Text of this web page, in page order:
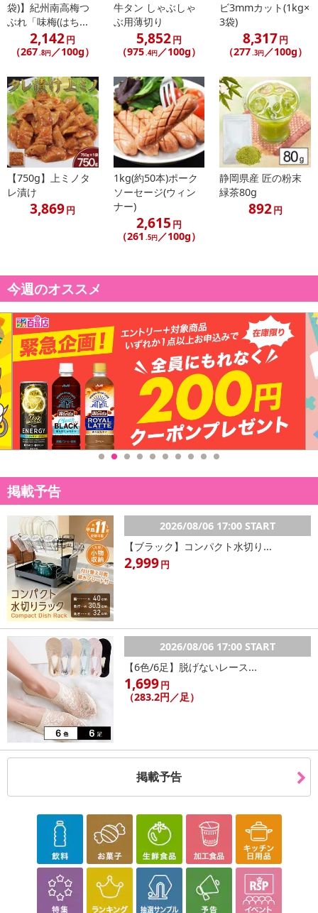
袋)】紀州南高梅つ
ぶれ「味梅(はち...
2,142円
（267.8円 ／100g）
牛タン しゃぶしゃ
ぶ用薄切り
5,852円
（975.4円／100g）
ビ3mmカット(1kg×
3袋)
8,317円
（277.3円／100g）
【750g】上ミノタ
レ漬け
3,869円
1kg(約50本)ポーク
ソーセージ(ウィン
ナー)
2,615 円
（261 .5円／100g）
静岡県産 匠の粉末
緑茶80g
892円
今週のオススメ
掲載予告
2026/08/06 17:00 START
【ブラック】コンパクト水切り...
2,999円
2026/08/06 17:00 START
【6色/6足】脱げないレース...
1,699円
（283.2円／足）
掲載予告